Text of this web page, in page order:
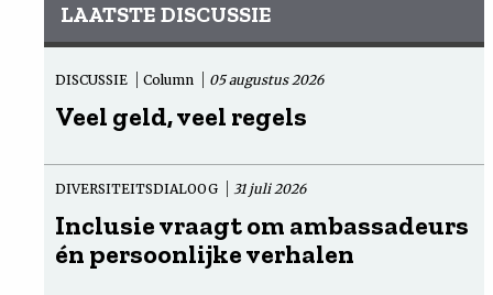
LAATSTE DISCUSSIE
DISCUSSIE Column 05 augustus 2026
Veel geld, veel regels
DIVERSITEITSDIALOOG 31 juli 2026
Inclusie vraagt om ambassadeurs
én persoonlijke verhalen